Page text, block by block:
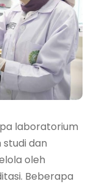
laboratorium
dan
oleh
Beberapa